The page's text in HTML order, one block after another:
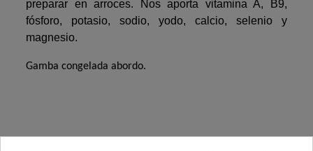
preparar en arroces. Nos aporta vitamina A, B9,
fósforo, potasio, sodio, yodo, calcio, selenio y
magnesio.
Gamba congelada abordo.